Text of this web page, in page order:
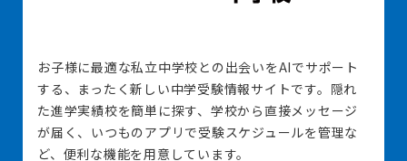
お子様に最適な私立中学校との出会いをAIでサポート
する、まったく新しい中学受験情報サイトです。隠れ
た進学実績校を簡単に探す、学校から直接メッセージ
が届く、いつものアプリで受験スケジュールを管理な
ど、便利な機能を用意しています。